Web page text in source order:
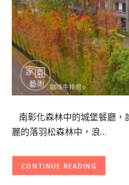
南彰化森林中的城堡餐廳
麗的落羽松森林中，浪…
CONTINUE READING